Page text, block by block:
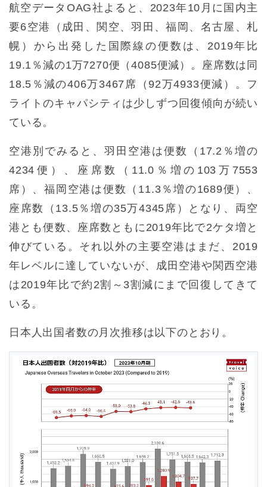
航空データOAG社よると、2023年10月に国内主
要6空港（成田、関空、羽田、福岡、名古屋、札
幌）から出発した国際線の便数は、2019年比
19.1％減の1万7270便（4085便減）。座席数は同
18.5％減の406万3467席（92万4933便減）。フ
ライトのキャパシティは少しずつ回復傾向が続い
ている。
空港別でみると、羽田空港は便数（17.2％増の
4234便）、座席数（11.0％増の103万7553
席）、福岡空港は便数（11.3％増の1689便）、
座席数（13.5％増の35万4345席）となり、両空
港とも便数、座席数ともに2019年比で2ケタ増と
伸びている。それ以外の主要空港はまだ、2019
年レベルに達していないが、成田空港や関西空港
は2019年比で約2割～3割減にまで回復してきて
いる。
日本人出国者数の月次推移は以下のとおり。